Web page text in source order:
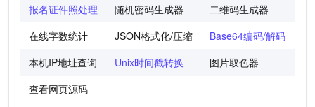
报名证件照处理
随机密码生成器 二维码生成器
在线字数统计
JSON格式化/压缩 Base64编码/解码
本机IP地址查询
Unix时间戳转换 图片取色器
查看网页源码